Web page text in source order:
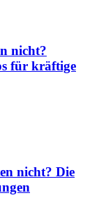
nicht?
für kräftige
nicht? Die